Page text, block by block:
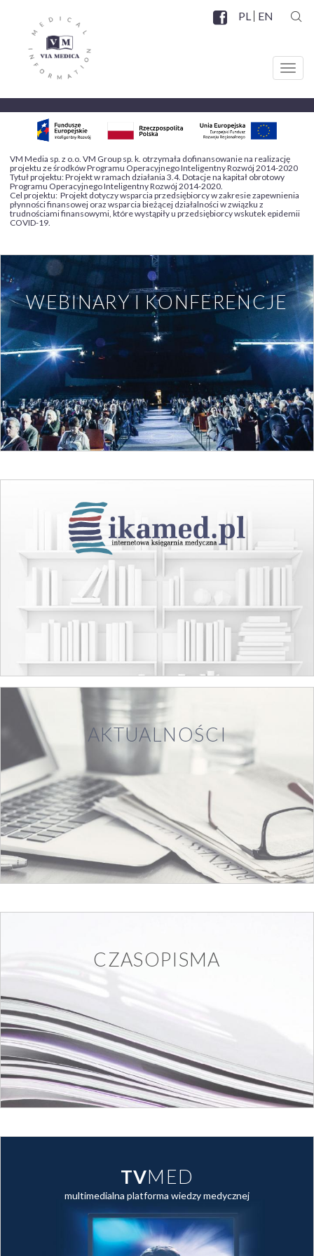
PL EN
VM Media sp. z o.o. VM Group sp. k. otrzymała dofinansowanie na realizację
projektu ze środków Programu Operacyjnego Inteligentny Rozwój 2014-2020
Tytuł projektu: Projekt w ramach działania 3.4. Dotacje na kapitał obrotowy
Programu Operacyjnego Inteligentny Rozwój 2014-2020.
Cel projektu: Projekt dotyczy wsparcia przedsiębiorcy w zakresie zapewnienia
płynności finansowej oraz wsparcia bieżącej działalności w związku z
trudnościami finansowymi, które wystąpiły u przedsiębiorcy wskutek epidemii
COVID-19.
WEBINARY I KONFERENCJE
AKTUALNOŚCI
CZASOPISMA
TVMED
multimedialna platforma wiedzy medycznej